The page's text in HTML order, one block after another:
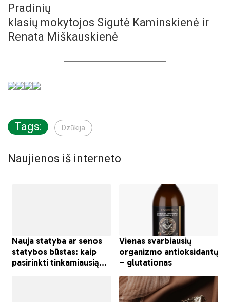
Pradinių
klasių mokytojos Sigutė Kaminskienė ir
Renata Miškauskienė
Tags: Dzūkija
Naujienos iš interneto